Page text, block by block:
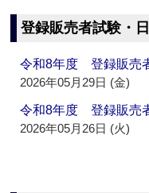
登録販売者試験・
令和8年度 登録販売
2026年05月29日 (金)
令和8年度 登録販売
2026年05月26日 (火)